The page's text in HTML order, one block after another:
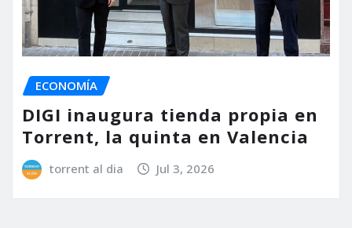
ECONOMÍA
DIGI inaugura tienda propia en
Torrent, la quinta en Valencia
torrent al dia Jul 3, 2026